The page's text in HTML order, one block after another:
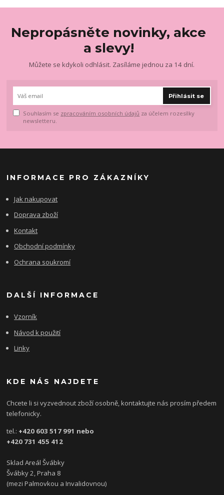
Nepropásněte novinky, akce
a slevy!
Můžete se kdykoli odhlásit. Zasíláme jednou za 14 dní.
Přihlásit se
Souhlasím se zpracováním osobních údajů za účelem rozesílky
newsletteru.
INFORMACE PRO ZÁKAZNÍKY
Jak nakupovat
Doprava zboží
Kontakt
Obchodní podmínky
Ochrana soukromí
DALŠÍ INFORMACE
Vzorník
Návod k použití
Linky
KDE NÁS NAJDETE
Chcete li si vyzvednout zboží osobně, kontaktujte nás prosím předem
telefonicky.
tel.: +420 603 517 991 nebo
+420 731 455 412
Sklad Areál Švábky
Švábky 2, Praha 8
(mezi Palmovkou a Invalidovnou)